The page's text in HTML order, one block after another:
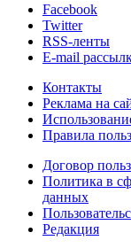
Facebook
Twitter
RSS-ленты
E-mail
Контакты
Реклама на
Правила
Договор
Политика в
данных
Редакция